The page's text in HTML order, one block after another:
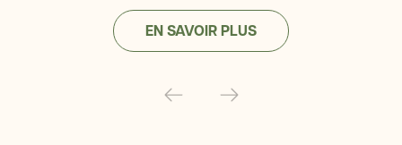
EN SAVOIR PLUS